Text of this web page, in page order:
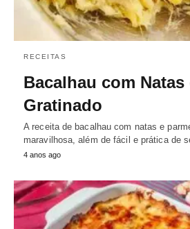
RECEITAS
Bacalhau com Natas
Gratinado
A receita de bacalhau com natas e
maravilhosa, além de fácil e prática de
4 anos ago